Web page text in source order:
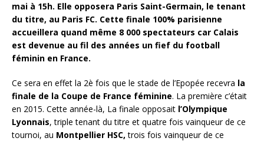
mai à 15h. Elle opposera Paris Saint-Germain, le tenant
du titre, au Paris FC. Cette finale 100% parisienne
accueillera quand même 8 000 spectateurs car Calais
est devenue au fil des années un fief du football
féminin en France.
Ce sera en effet la 2è fois que le stade de l’Epopée recevra la
finale de la Coupe de France féminine. La première c’était
en 2015. Cette année-là, La finale opposait l’Olympique
Lyonnais, triple tenant du titre et quatre fois vainqueur de ce
tournoi, au Montpellier HSC,trois fois vainqueur de ce